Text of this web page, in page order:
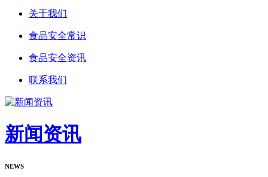
关于我们
食品安全常识
食品安全资讯
联系我们
新闻资讯
NEWS